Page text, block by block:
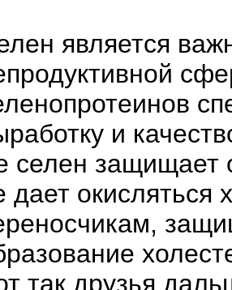
является
и
селен защищает
дает окисляться
так